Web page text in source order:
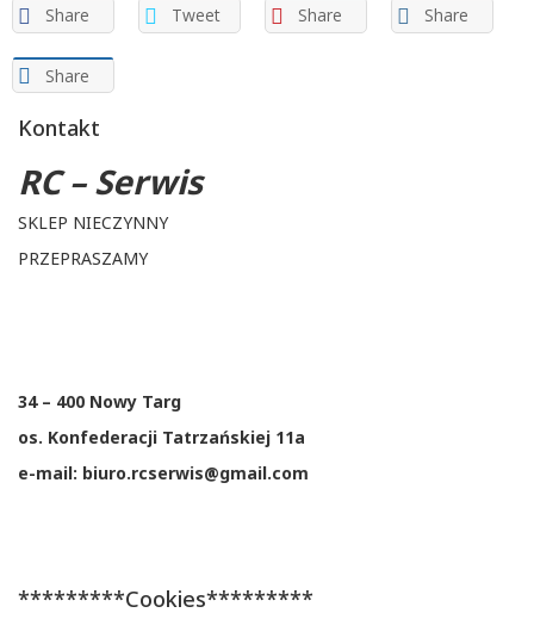
Share Tweet Share Share
Share
Kontakt
RC – Serwis
SKLEP NIECZYNNY
PRZEPRASZAMY
34 – 400 Nowy Targ
os. Konfederacji Tatrzańskiej 11a
e-mail: biuro.rcserwis@gmail.com
*********Cookies*********